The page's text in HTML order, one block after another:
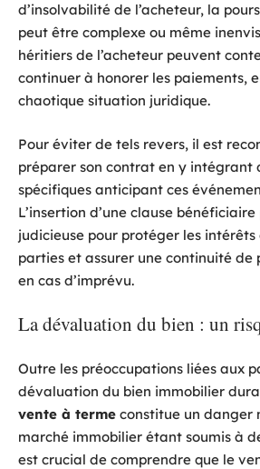
d’insolvabilité de l’acheteur, la
peut être complexe ou même
héritiers de l’acheteur peuvent
continuer à honorer les paiements,
chaotique situation juridique.
Pour éviter de tels revers, il est
préparer son contrat en y intégrant
spécifiques anticipant ces
L’insertion d’une clause bénéficiaire
judicieuse pour protéger les intérêts
parties et assurer une continuité de
en cas d’imprévu.
La dévaluation du bien : un
Outre les préoccupations liées aux
dévaluation du bien immobilier
vente à terme constitue un danger
marché immobilier étant soumis à
est crucial de comprendre que le